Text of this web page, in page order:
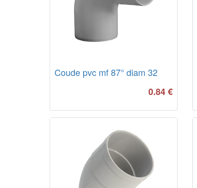
Coude pvc mf 87° diam 32
0.84 €